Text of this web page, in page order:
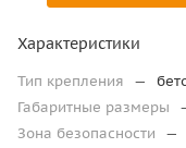
Характеристики
Тип крепления —
Габаритные размеры
Зона безопасности
—